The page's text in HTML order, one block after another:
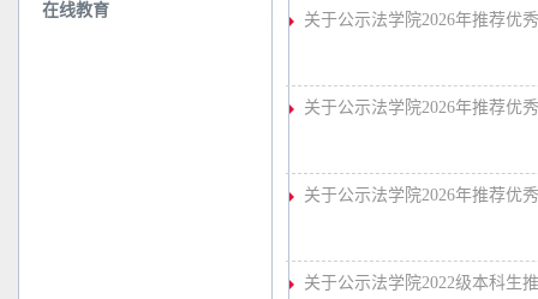
在线教育
关于公示法学院2026年推荐优
关于公示法学院2026年推荐优
关于公示法学院2026年推荐优
关于公示法学院2022级本科生